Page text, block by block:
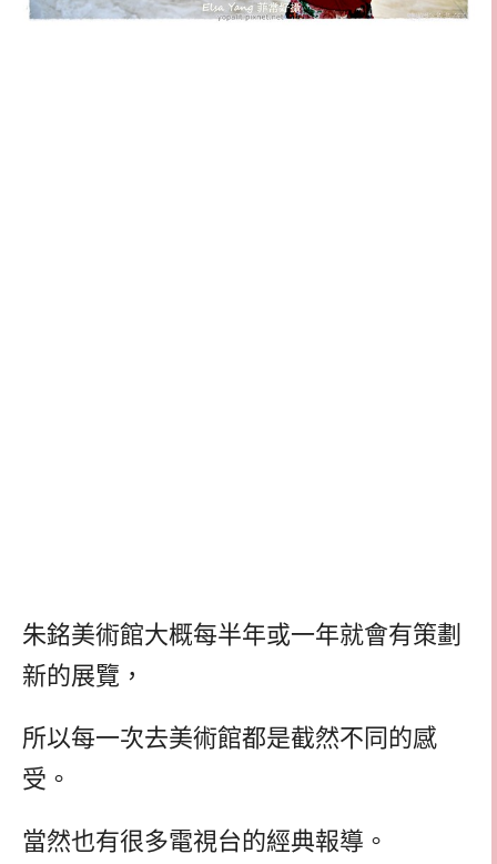
朱銘美術館大概每半年或一年就會有策劃
新的展覽，
所以每一次去美術館都是截然不同的感
受。
當然也有很多電視台的經典報導。